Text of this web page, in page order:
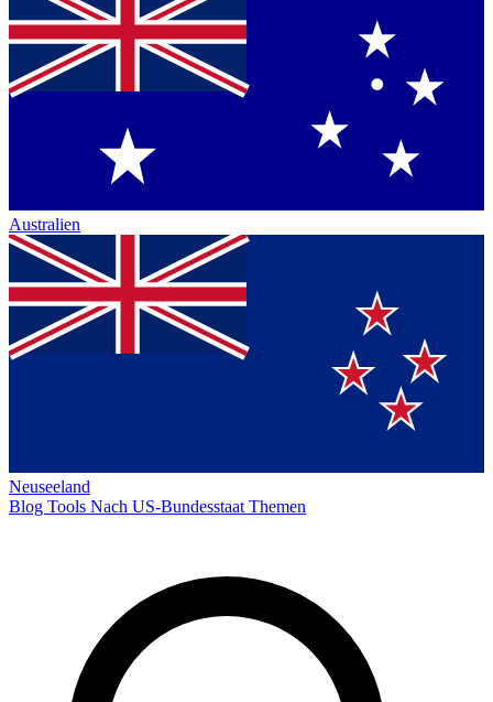
Australien
Neuseeland
Blog Tools Nach US-Bundesstaat Themen